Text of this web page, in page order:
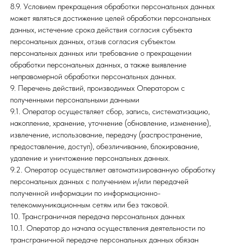
8.9. Условием прекращения обработки персональных данных
может являться достижение целей обработки персональных
данных, истечение срока действия согласия субъекта
персональных данных, отзыв согласия субъектом
персональных данных или требование о прекращении
обработки персональных данных, а также выявление
неправомерной обработки персональных данных.
9. Перечень действий, производимых Оператором с
полученными персональными данными
9.1. Оператор осуществляет сбор, запись, систематизацию,
накопление, хранение, уточнение (обновление, изменение),
извлечение, использование, передачу (распространение,
предоставление, доступ), обезличивание, блокирование,
удаление и уничтожение персональных данных.
9.2. Оператор осуществляет автоматизированную обработку
персональных данных с получением и/или передачей
полученной информации по информационно-
телекоммуникационным сетям или без таковой.
10. Трансграничная передача персональных данных
10.1. Оператор до начала осуществления деятельности по
трансграничной передаче персональных данных обязан